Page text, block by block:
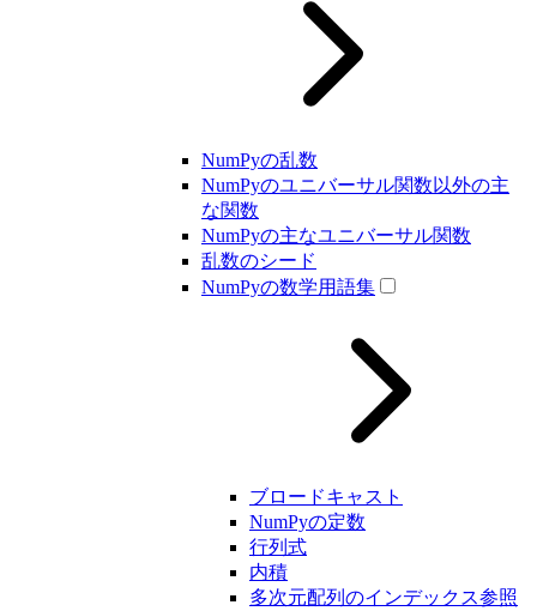
NumPyの乱数
NumPyのユニバーサル関数以外の主
な関数
NumPyの主なユニバーサル関数
乱数のシード
NumPyの数学用語集
ブロードキャスト
NumPyの定数
行列式
内積
多次元配列のインデックス参照